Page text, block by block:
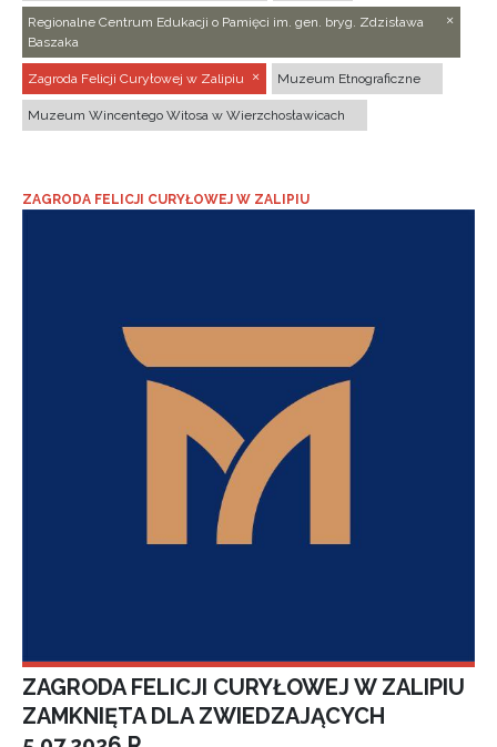
Regionalne Centrum Edukacji o Pamięci im. gen. bryg. Zdzisława
Baszaka
Zagroda Felicji Curyłowej w Zalipiu Muzeum Etnograficzne
Muzeum Wincentego Witosa w Wierzchosławicach
ZAGRODA FELICJI CURYŁOWEJ W ZALIPIU
ZAGRODA FELICJI CURYŁOWEJ W ZALIPIU
ZAMKNIĘTA DLA ZWIEDZAJĄCYCH